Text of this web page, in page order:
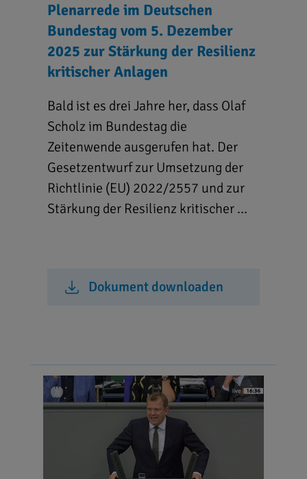
Plenarrede im Deutschen
Bundestag vom 5. Dezember
2025 zur Stärkung der Resilienz
kritischer Anlagen
Bald ist es drei Jahre her, dass Olaf
Scholz im Bundestag die
Zeitenwende ausgerufen hat. Der
Gesetzentwurf zur Umsetzung der
Richtlinie (EU) 2022/2557 und zur
Stärkung der Resilienz kritischer ...
Dokument downloaden